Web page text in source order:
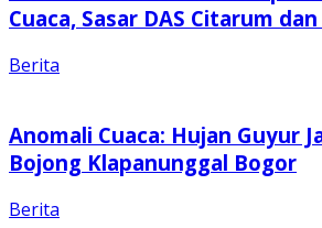
Cuaca, Sasar DAS Citarum
Berita
Anomali Cuaca: Hujan Guyur
Bojong Klapanunggal Bogor
Berita